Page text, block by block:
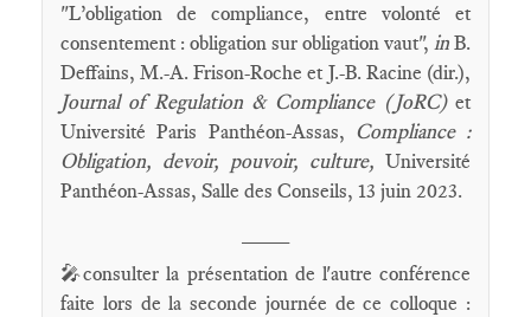
"L’obligation de compliance, entre volonté et
consentement : obligation sur obligation vaut", in B.
Deffains, M.-A. Frison-Roche et J.-B. Racine (dir.),
Journal of Regulation & Compliance (JoRC) et
Université Paris Panthéon-Assas, Compliance :
Obligation, devoir, pouvoir, culture, Université
Panthéon-Assas, Salle des Conseils, 13 juin 2023.
🎤consulter la présentation de l'autre conférence
faite lors de la seconde journée de ce colloque :